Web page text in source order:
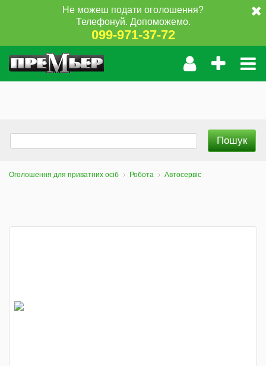
Не можеш подати оголошення?
Телефонуй. Допоможемо.
099-971-37-72
Оголошення для приватних осіб Робота Автосервіс